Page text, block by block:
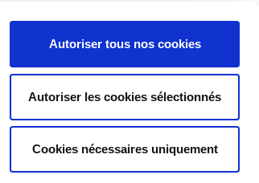
Autoriser tous nos cookies
Autoriser les cookies sélectionnés
Cookies nécessaires uniquement
CGV – CLIENTS PROFESSIONNELS
MENTIONS LÉGALES
DONNÉES PERSONNELLES ET COOKIES
FRAIS DE LIVRAISON